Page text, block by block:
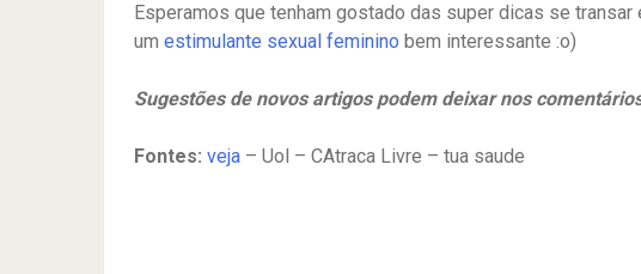
Esperamos que tenham gostado das super dicas se
um estimulante sexual feminino bem interessante :o)
Sugestões de novos artigos podem deixar nos
Fontes: veja – Uol – CAtraca Livre – tua saude